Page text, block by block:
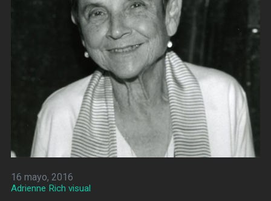
16 mayo, 2016
Adrienne Rich visual